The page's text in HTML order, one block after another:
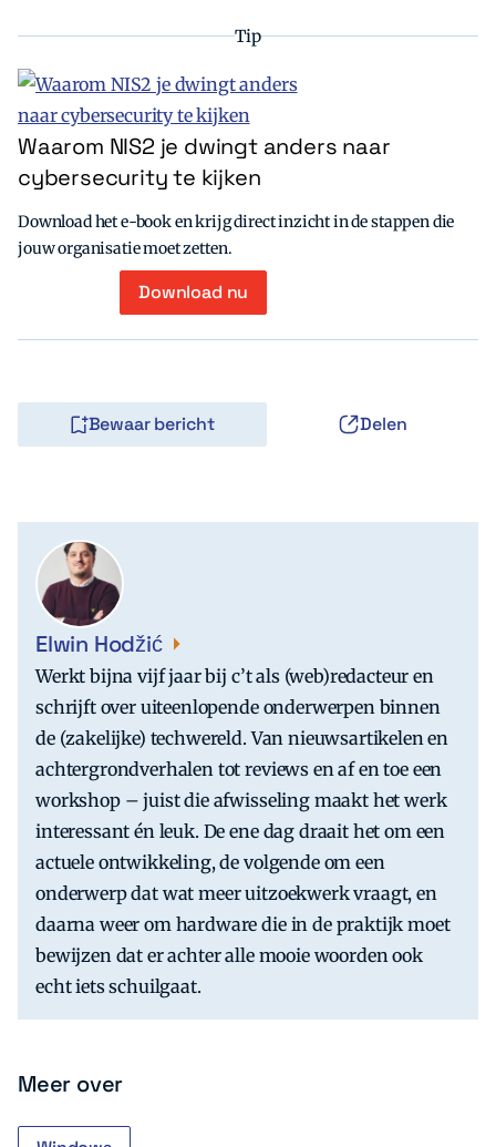
Tip
Waarom NIS2 je dwingt anders naar
cybersecurity te kijken
Download het e-book en krijg direct inzicht in de stappen die
jouw organisatie moet zetten.
Download nu
Bewaar bericht Delen
Elwin Hodžić
Werkt bijna vijf jaar bij c’t als (web)redacteur en
schrijft over uiteenlopende onderwerpen binnen
de (zakelijke) techwereld. Van nieuwsartikelen en
achtergrondverhalen tot reviews en af en toe een
workshop – juist die afwisseling maakt het werk
interessant én leuk. De ene dag draait het om een
actuele ontwikkeling, de volgende om een
onderwerp dat wat meer uitzoekwerk vraagt, en
daarna weer om hardware die in de praktijk moet
bewijzen dat er achter alle mooie woorden ook
echt iets schuilgaat.
Meer over